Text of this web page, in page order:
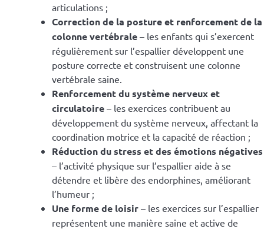
articulations ;
Correction de la posture et renforcement de la
colonne vertébrale – les enfants qui s’exercent
régulièrement sur l’espallier développent une
posture correcte et construisent une colonne
vertébrale saine.
Renforcement du système nerveux et
circulatoire – les exercices contribuent au
développement du système nerveux, affectant la
coordination motrice et la capacité de réaction ;
Réduction du stress et des émotions négatives
– l’activité physique sur l’espallier aide à se
détendre et libère des endorphines, améliorant
l’humeur ;
Une forme de loisir – les exercices sur l’espallier
représentent une manière saine et active de